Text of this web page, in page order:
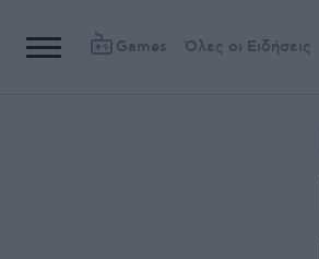
Games Όλες οι Ειδήσεις